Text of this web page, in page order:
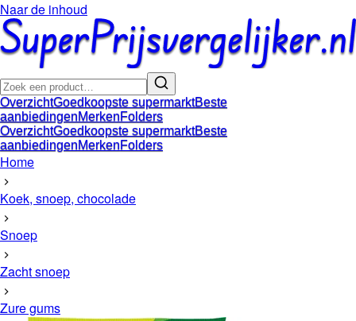
Naar de inhoud
OverzichtGoedkoopste supermarktBeste
aanbiedingenMerkenFolders
OverzichtGoedkoopste supermarktBeste
aanbiedingenMerkenFolders
Home
Koek, snoep, chocolade
Snoep
Zacht snoep
Zure gums